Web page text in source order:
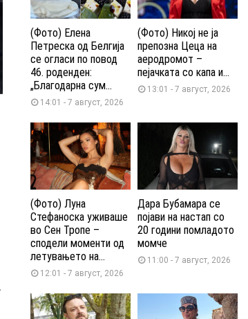
(Фото) Елена
Петреска од Белгија
се огласи по повод
46. роденден:
„Благодарна сум...
14:01 - 7 август, 2026
(Фото) Никој не ја
препозна Цеца на
аеродромот –
пејачката со капа и...
13:01 - 7 август, 2026
(Фото) Луна
Стефаноска уживаше
во Сен Тропе –
сподели моменти од
летувањето на...
12:01 - 7 август, 2026
Дара Бубамара се
појави на настап со
20 години помладото
момче
11:00 - 7 август, 2026